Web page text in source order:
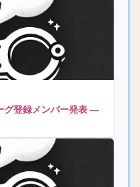
グ登録メンバー発表 ―